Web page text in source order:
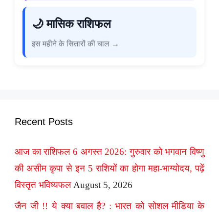
🌙 मासिक राशिफल
इस महीने के सितारों की चाल →
Recent Posts
आज का राशिफल 6 अगस्त 2026: गुरुवार को भगवान विष्णु
की असीम कृपा से इन 5 राशियों का होगा महा-भाग्योदय, पढ़ें
विस्तृत भविष्यफल August 5, 2026
जैन जी !! ये क्या बवाल है? : भारत को सोशल मीडिया के